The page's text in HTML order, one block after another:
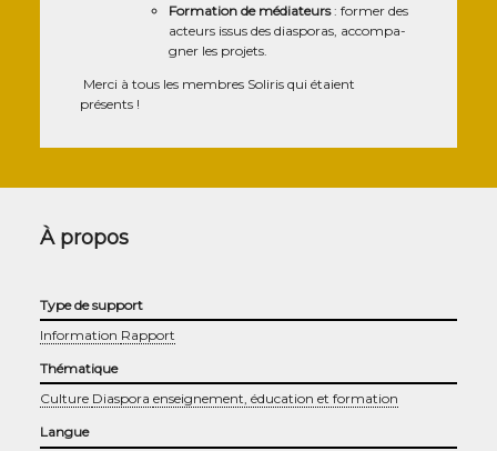
For­ma­tion de média­teurs: for­mer des
acteurs issus des dia­spo­ras, accom­pa­
gner les projets.
Mer­ci à tous les membres Soli­ris qui étaient
présents !
À propos
Type de support
Information Rapport
Thématique
Culture Diaspora enseignement, éducation et formation
Langue